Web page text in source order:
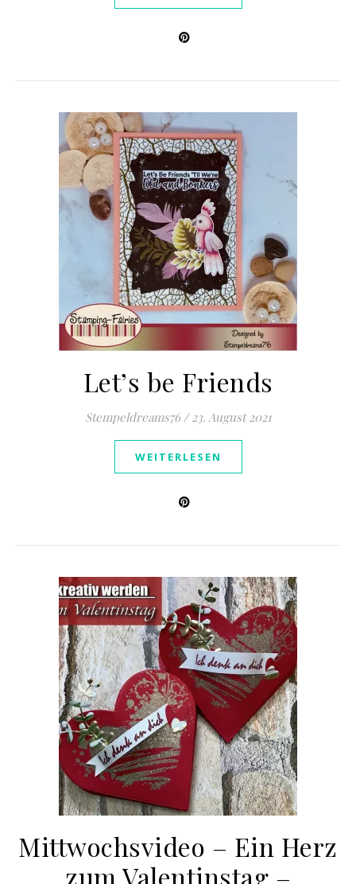
Let’s be Friends
Stempeldreams76 / 23. August 2021
WEITERLESEN
Mittwochsvideo – Ein Herz
zum Valentinstag –